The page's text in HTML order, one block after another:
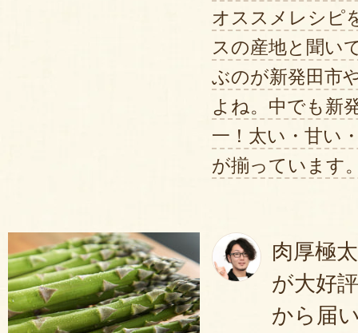
あっという間に食べてしまいまし
こんなに美味しいアスパラをあり
2025年05月
何回も購入させていただいてます
いないです。根本の方まで柔らか
いただいてます。
昨年に続き今年も注文させてもら
ら秋でしたが
今年は春のアスパラを食したく注
宮路農場のアスパラガスは、芯ま
こと無く食べれますよ！
是非、旬のアスパラガスをお楽し
オススメレシピ
スの産地と聞い
ぶのが新発田市
よね。中でも新
一！太い・甘い
が揃っています
肉厚極
が大好
から届